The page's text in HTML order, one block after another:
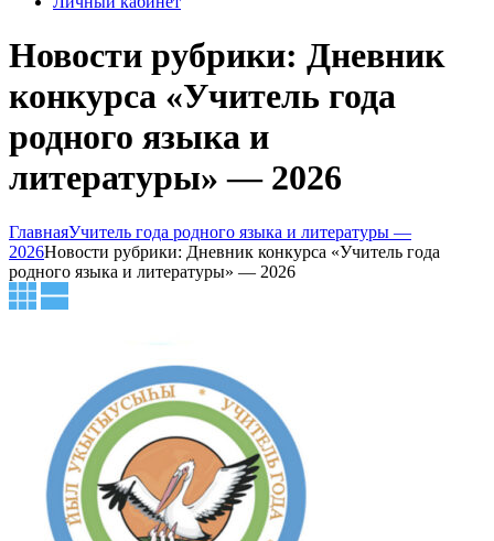
Новости рубрики: Дневник
конкурса «Учитель года
родного языка и
литературы» — 2026
ГлавнаяУчитель года родного языка и литературы —
2026Новости рубрики: Дневник конкурса «Учитель года
родного языка и литературы» — 2026